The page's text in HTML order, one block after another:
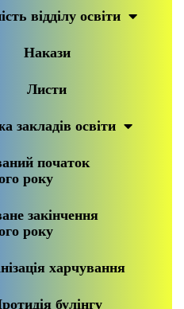
відділу освіти
Накази
Листи
закладів освіти
початок
року
закінчення
року
харчування
булінгу